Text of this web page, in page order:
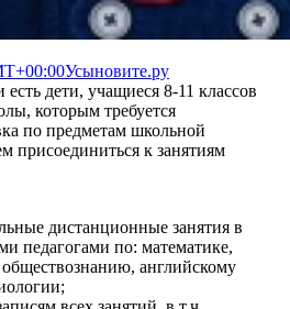
Усыновите.ру
дети, учащиеся 8-11 классов
которым требуется
по предметам школьной
присоединиться к занятиям
дистанционные занятия в
педагогами по: математике,
английскому